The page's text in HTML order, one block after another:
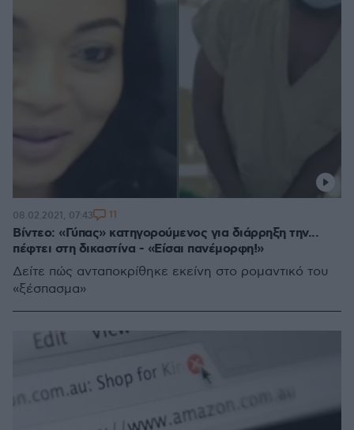
Βίντεο: «Γύπας» κατηγορούμενος για διάρρηξη την...
πέφτει στη δικαστίνα - «Είσαι πανέμορφη!»
Δείτε πώς ανταποκρίθηκε εκείνη στο ρομαντικό του
«ξέσπασμα»
08.02.2021, 07:43 11